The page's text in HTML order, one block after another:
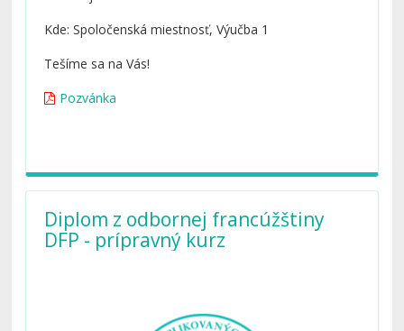
Kde: Spoločenská miestnosť, Výučba 1
Tešíme sa na Vás!
Pozvánka
Diplom z odbornej francúžštiny
DFP - prípravný kurz